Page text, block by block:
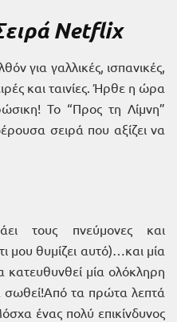
Netflix
για γαλλικές, ισπανικές,
και ταινίες. Ήρθε η ώρα
Το “Προς τη Λίμνη”
σειρά που αξίζει να
τους πνεύμονες και
μου θυμίζει αυτό)…και μία
μία ολόκληρη
σωθεί!Από τα πρώτα λεπτά
ένας πολύ επικίνδυνος